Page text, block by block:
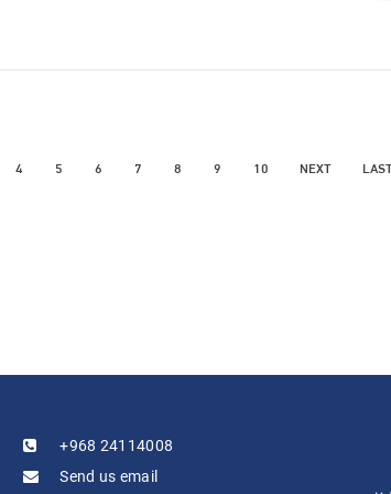
4 5 6 7 8 9 10 NEXT
+968 24114008
Send us email